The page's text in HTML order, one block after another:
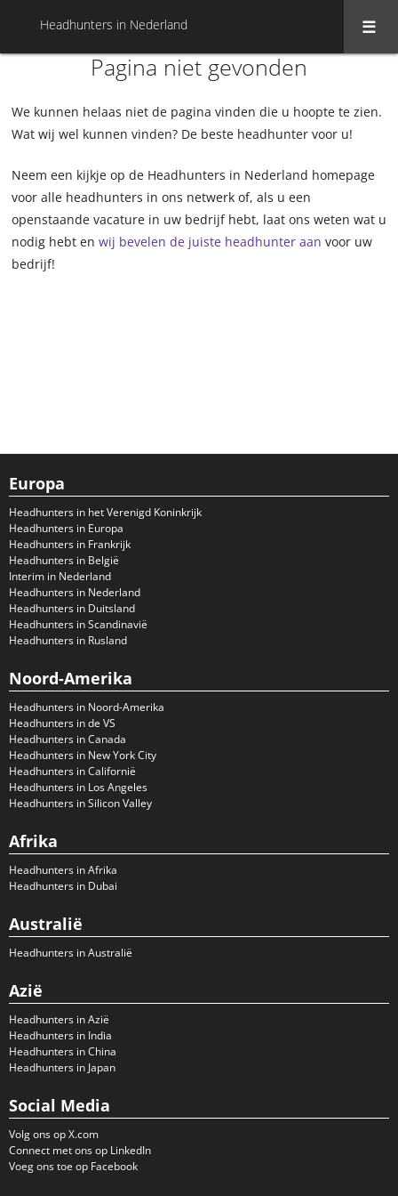
Headhunters in Nederland
Pagina niet gevonden
We kunnen helaas niet de pagina vinden die u hoopte te zien.
Wat wij wel kunnen vinden? De beste headhunter voor u!
Neem een kijkje op de Headhunters in Nederland homepage
voor alle headhunters in ons netwerk of, als u een
openstaande vacature in uw bedrijf hebt, laat ons weten wat u
nodig hebt en wij bevelen de juiste headhunter aan voor uw
bedrijf!
Europa
Headhunters in het Verenigd Koninkrijk
Headhunters in Europa
Headhunters in Frankrijk
Headhunters in België
Interim in Nederland
Headhunters in Nederland
Headhunters in Duitsland
Headhunters in Scandinavië
Headhunters in Rusland
Noord-Amerika
Headhunters in Noord-Amerika
Headhunters in de VS
Headhunters in Canada
Headhunters in New York City
Headhunters in Californië
Headhunters in Los Angeles
Headhunters in Silicon Valley
Afrika
Headhunters in Afrika
Headhunters in Dubai
Australië
Headhunters in Australië
Azië
Headhunters in Azië
Headhunters in India
Headhunters in China
Headhunters in Japan
Social Media
Volg ons op X.com
Connect met ons op LinkedIn
Voeg ons toe op Facebook